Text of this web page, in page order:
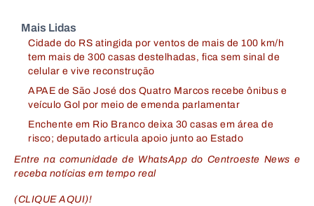
Mais Lidas
Cidade do RS atingida por ventos de mais de 100 km/h
tem mais de 300 casas destelhadas, fica sem sinal de
celular e vive reconstrução
APAE de São José dos Quatro Marcos recebe ônibus e
veículo Gol por meio de emenda parlamentar
Enchente em Rio Branco deixa 30 casas em área de
risco; deputado articula apoio junto ao Estado
Entre na comunidade de WhatsApp do Centroeste News e
receba notícias em tempo real
(CLIQUE AQUI)!